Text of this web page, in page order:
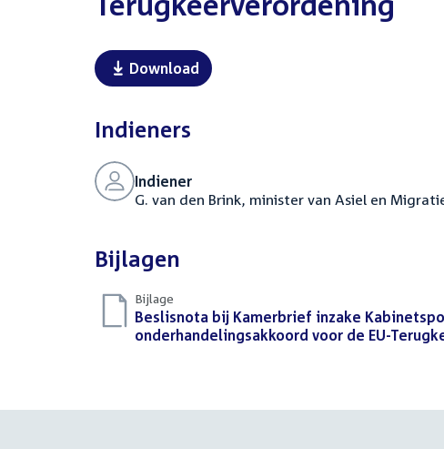
Download
Indieners
Indiener
G. van den Brink, minister van Asiel en
Bijlagen
Bijlage
Download
bestand:
Beslisnota bij Kamerbrief inzake
onderhandelingsakkoord voor de EU-